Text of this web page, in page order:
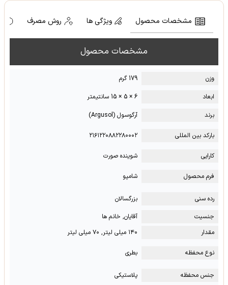
مشخصات محصول ویژگی ها روش مصرف
مشخصات محصول
وزن
179 گرم
ابعاد
6 × 5 × 15 سانتیمتر
برند
آرگوسول (Argusol)
بارکد بین المللی ۲۱۶۱۲۲۰۸۸۲۲۸۰۰۰۲
کارایی شوینده صورت
فرم محصول شامپو
رده سنی
بزرگسالان
جنسیت
آقایان, خانم ها
مقدار
۱۴۰ میلی لیتر, ۷۰ میلی لیتر
نوع محفظه بطری
جنس محفظه پلاستیکی